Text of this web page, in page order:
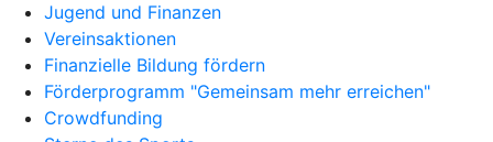
Jugend und Finanzen
Vereinsaktionen
Finanzielle Bildung fördern
Förderprogramm "Gemeinsam mehr erreichen"
Crowdfunding